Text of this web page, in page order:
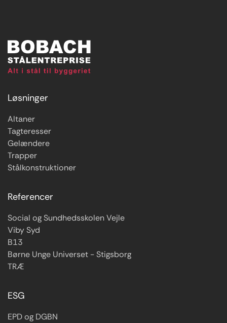
Løsninger
Altaner
Tagteresser
Gelændere
Trapper
Stålkonstruktioner
Referencer
Social og Sundhedsskolen Vejle
Viby Syd
B13
Børne Unge Universet - Stigsborg
TRÆ
ESG
EPD og DGBN